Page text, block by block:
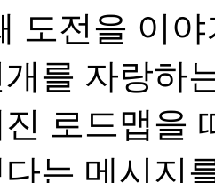
도전을 이
를 자랑하
로드맵을
는 메시지